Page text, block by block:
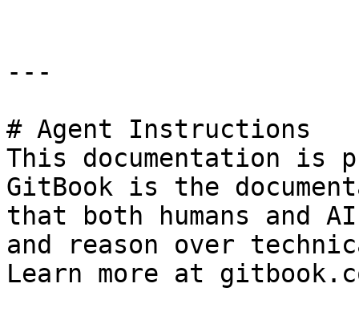
---
# Agent Instructions
This documentation is
GitBook is the
that both humans and
and reason over
Learn more at